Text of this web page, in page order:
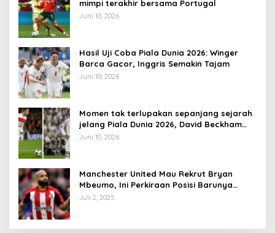
mimpi terakhir bersama Portugal
Juni 10, 2026
Hasil Uji Coba Piala Dunia 2026: Winger
Barca Gacor, Inggris Semakin Tajam
Juni 10, 2026
Momen tak terlupakan sepanjang sejarah
jelang Piala Dunia 2026, David Beckham
pernah dapat kartu merah
Juni 10, 2026
Manchester United Mau Rekrut Bryan
Mbeumo, Ini Perkiraan Posisi Barunya
dalam Skema Ruben Amorim
Juli 2, 2025